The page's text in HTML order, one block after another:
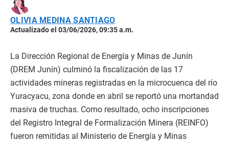
OLIVIA MEDINA SANTIAGO
Actualizado el 03/06/2026, 09:35 a.m.
La Dirección Regional de Energía y Minas de Junín
(DREM Junín) culminó la fiscalización de las 17
actividades mineras registradas en la microcuenca del río
Yuracyacu, zona donde en abril se reportó una mortandad
masiva de truchas. Como resultado, ocho inscripciones
del Registro Integral de Formalización Minera (REINFO)
fueron remitidas al Ministerio de Energía y Minas